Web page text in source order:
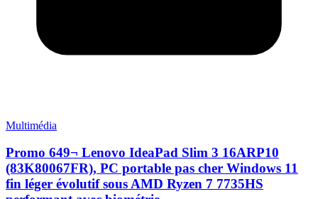
Multimédia
Promo 649¬ Lenovo IdeaPad Slim 3 16ARP10
(83K80067FR), PC portable pas cher Windows 11
fin léger évolutif sous AMD Ryzen 7 7735HS